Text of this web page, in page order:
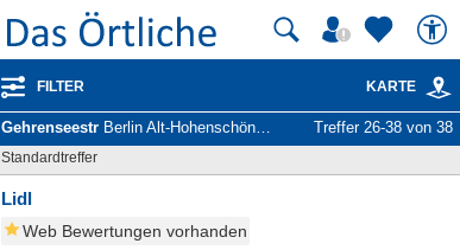
FILTER KARTE
Gehrenseestr Berlin Alt-Hohenschönhausen - Unternehmen und Personen Treffer 26-38 von 38
Standardtreffer
Lidl
Web Bewertungen vorhanden